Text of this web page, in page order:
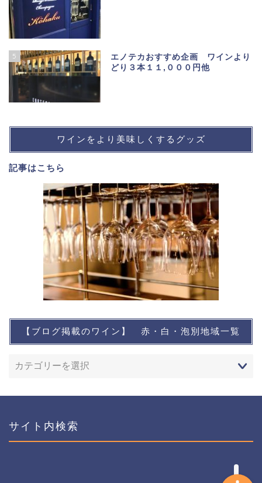
5
エノテカおすすめ企画 ワインより
どり３本１１,０００円他
ワインをより美味しくするグッズ
記事はこちら
【ブログ掲載のワイン】 赤・白・泡別地域一覧
サイト内検索
想い出に残るワイン